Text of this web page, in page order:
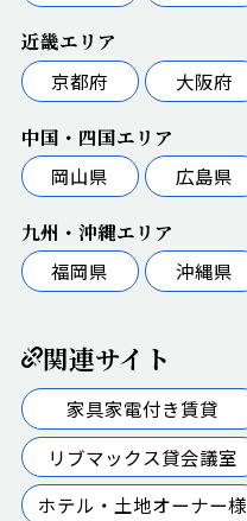
近畿エリア
京都府
大阪府
中国・四国エリア
岡山県
広島県
九州・沖縄エリア
福岡県
沖縄県
関連サイト
家具家電付き賃貸
リブマックス貸会議室
ホテル・土地オーナー様